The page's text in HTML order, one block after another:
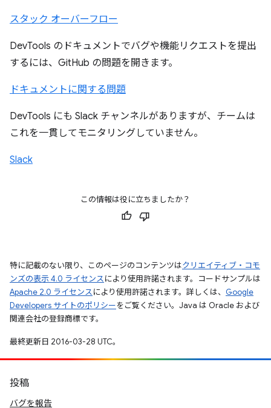
スタック オーバーフロー
DevTools のドキュメントでバグや機能リクエストを提出
するには、GitHub の問題を開きます。
ドキュメントに関する問題
DevTools にも Slack チャンネルがありますが、チームは
これを一貫してモニタリングしていません。
Slack
この情報は役に立ちましたか？
特に記載のない限り、このページのコンテンツはクリエイティブ・コモ
ンズの表示 4.0 ライセンスにより使用許諾されます。コードサンプルは
Apache 2.0 ライセンスにより使用許諾されます。詳しくは、 Google
Developers サイトのポリシーをご覧ください。Java は Oracle および
関連会社の登録商標です。
最終更新日 2016-03-28 UTC。
投稿
バグを報告